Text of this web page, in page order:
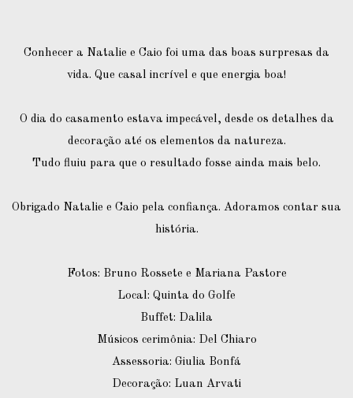
Conhecer a Natalie e Caio foi uma das boas surpresas da
vida. Que casal incrível e que energia boa!
O dia do casamento estava impecável, desde os detalhes da
decoração até os elementos da natureza.
Tudo fluiu para que o resultado fosse ainda mais belo.
Obrigado Natalie e Caio pela confiança. Adoramos contar sua
história.
Fotos: Bruno Rossete e Mariana Pastore
Local: Quinta do Golfe
Buffet: Dalila
Músicos cerimônia: Del Chiaro
Assessoria: Giulia Bonfá
Decoração: Luan Arvati